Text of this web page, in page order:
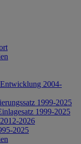
2004-
1999-2025
1999-2025
2026
2025